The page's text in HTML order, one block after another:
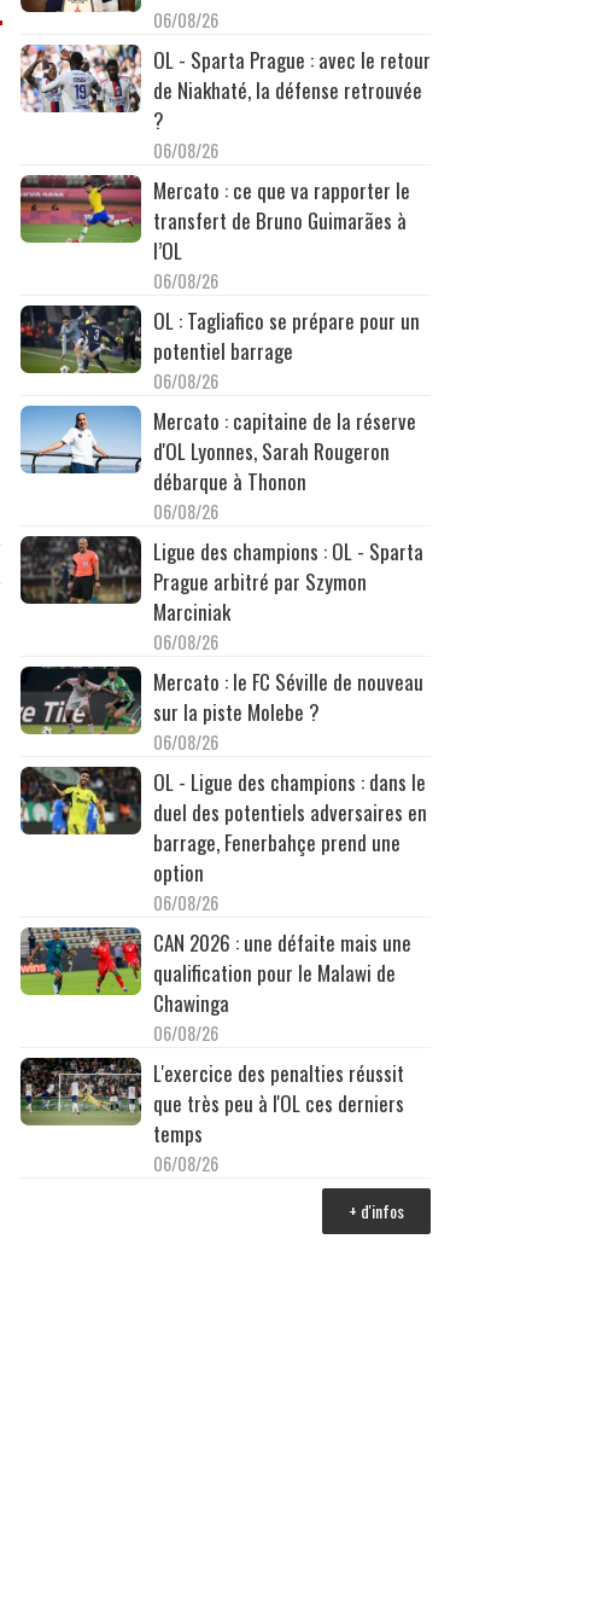
06/08/26
OL - Sparta Prague : avec le retour
de Niakhaté, la défense retrouvée
?
06/08/26
Mercato : ce que va rapporter le
transfert de Bruno Guimarães à
l’OL
06/08/26
OL : Tagliafico se prépare pour un
potentiel barrage
06/08/26
Mercato : capitaine de la réserve
d'OL Lyonnes, Sarah Rougeron
débarque à Thonon
06/08/26
Ligue des champions : OL - Sparta
Prague arbitré par Szymon
Marciniak
06/08/26
Mercato : le FC Séville de nouveau
sur la piste Molebe ?
06/08/26
OL - Ligue des champions : dans le
duel des potentiels adversaires en
barrage, Fenerbahçe prend une
option
06/08/26
CAN 2026 : une défaite mais une
qualification pour le Malawi de
Chawinga
06/08/26
L'exercice des penalties réussit
que très peu à l'OL ces derniers
temps
06/08/26
+ d'infos